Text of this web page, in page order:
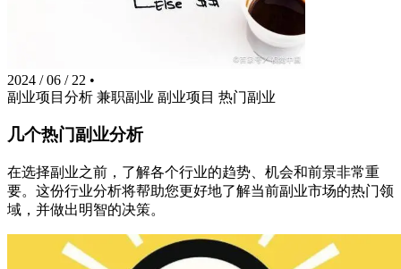
2024 / 06 / 22 •
副业项目分析 兼职副业 副业项目 热门副业
几个热门副业分析
在选择副业之前，了解各个行业的趋势、机会和前景非常重
要。这份行业分析将帮助您更好地了解当前副业市场的热门领
域，并做出明智的决策。